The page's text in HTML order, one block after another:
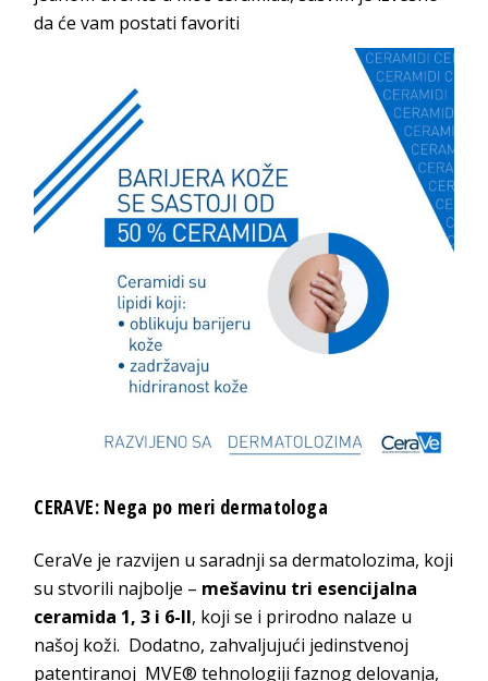
da će vam postati favoriti
CERAVE: Nega po meri dermatologa
CeraVe je razvijen u saradnji sa dermatolozima, koji
su stvorili najbolje – mešavinu tri esencijalna
ceramida 1, 3 i 6-II, koji se i prirodno nalaze u
našoj koži. Dodatno, zahvaljujući jedinstvenoj
patentiranoj MVE® tehnologiji faznog delovanja,